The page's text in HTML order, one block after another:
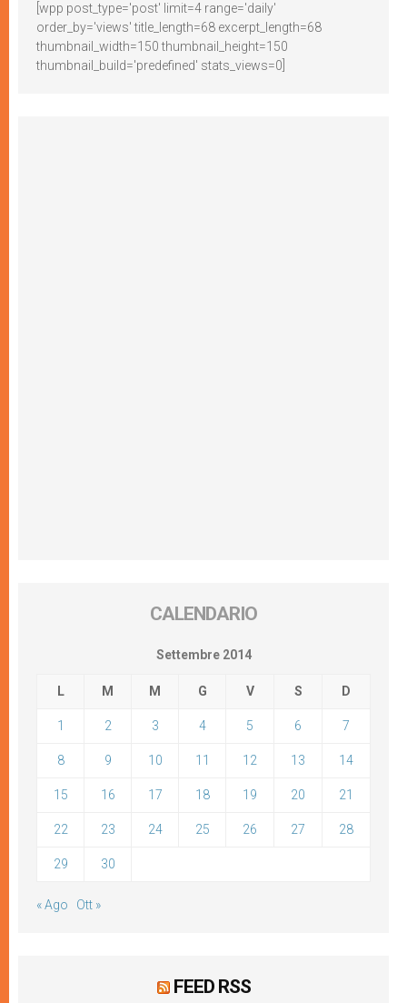
[wpp post_type='post' limit=4 range='daily'
order_by='views' title_length=68 excerpt_length=68
thumbnail_width=150 thumbnail_height=150
thumbnail_build='predefined' stats_views=0]
CALENDARIO
Settembre 2014
L M M G V S D
1 2 3 4 5 6 7
8 9 10 11 12 13 14
15 16 17 18 19 20 21
22 23 24 25 26 27 28
29 30
« Ago Ott »
FEED RSS